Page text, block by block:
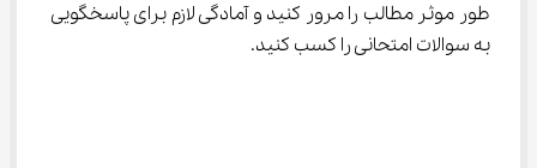
طور موثر مطالب را مرور کنید و آمادگی لازم برای پاسخگویی
به سوالات امتحانی را کسب کنید.